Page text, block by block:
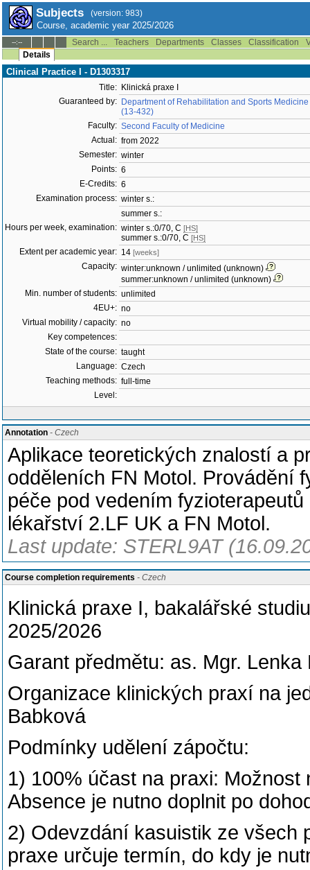
Subjects (version: 983)
Course, academic year 2025/2026
--:-- Search ... Teachers Departments Classes Classification
Details
Clinical Practice I - D1303317
Title: Klinická praxe I
Guaranteed by: Department of Rehabilitation and Sports Medicine
(13-432)
Faculty: Second Faculty of Medicine
Actual: from 2022
Semester: winter
Points: 6
E-Credits: 6
Examination process: winter s.:
summer s.:
Hours per week, examination: winter s.:0/70, C [HS]
summer s.:0/70, C [HS]
Extent per academic year: 14 [weeks]
Capacity: winter:unknown / unlimited (unknown)
summer:unknown / unlimited (unknown)
Min. number of students: unlimited
4EU+: no
Virtual mobility / capacity: no
Key competences:
State of the course: taught
Language: Czech
Teaching methods: full-time
Level:
Annotation - Czech
Aplikace teoretických znalostí a
odděleních FN Motol. Provádění
péče pod vedením
lékařství 2.LF UK a FN Motol.
Last update: STERL9AT
Course completion requirements - Czech
Klinická praxe I, bakalářské
2025/2026
Garant předmětu: as. Mgr. Lenka
Organizace klinických praxí na
Babková
Podmínky udělení zápočtu:
1) 100% účast na praxi:
Absence je nutno doplnit po
2) Odevzdání kasuistik ze
praxe určuje termín, do kdy je